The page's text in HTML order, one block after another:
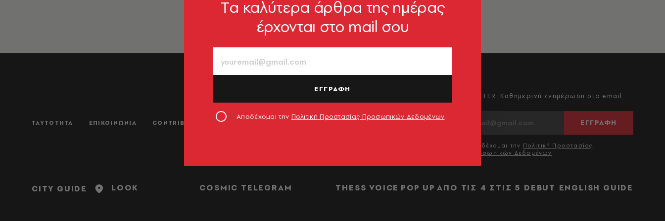
ΤΑΥΤΟΤΗΤΑ ΕΠΙΚΟΙΝΩΝΙΑ CONTRIBUTORS ΔΙΑΦΗΜΙΣΗ
NEWSLETTER: Καθημερινή ενημέρωση στο email
σου
ΕΓΓΡΑΦΗ
Αποδέχομαι την Πολιτική Προστασίας
Προσωπικών Δεδομένων
CITY GUIDE LOOK COSMIC TELEGRAM THESS VOICE POP UP ΑΠΟ ΤΙΣ 4 ΣΤΙΣ 5 DEBUT ENGLISH GUIDE
Tα καλύτερα άρθρα της ημέρας
έρχονται στο mail σου
ΕΓΓΡΑΦΗ
Αποδέχομαι την Πολιτική Προστασίας Προσωπικών Δεδομένων